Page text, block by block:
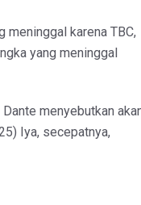
meninggal karena TBC,
yang meninggal
menyebutkan
Iya, secepatnya,